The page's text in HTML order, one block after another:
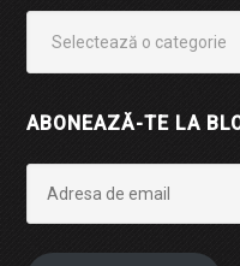
ABONEAZĂ-TE LA
email